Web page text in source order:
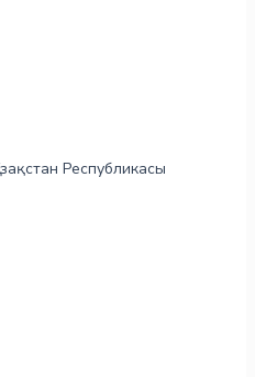
Республикасы